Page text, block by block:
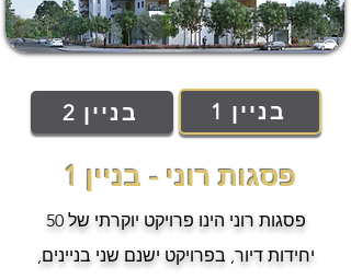
בניין 2 בניין 1
פסגות רוני - בניין 1
פסגות רוני הינו פרויקט יוקרתי של 50
יחידות דיור, בפרויקט ישנם שני בניינים,